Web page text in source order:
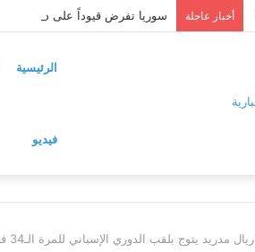
أخبار عاجلة
الرئيسية
فيديو
ريال مدريد يتوج بلقب الدوري الإسباني للمرة الـ34 في تاريخه